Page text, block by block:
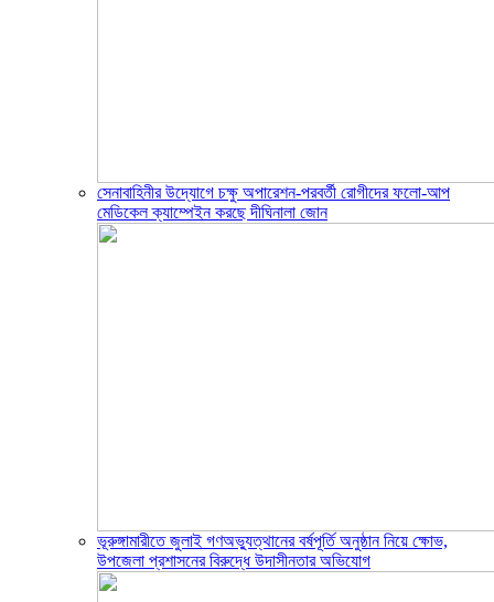
সেনাবাহিনীর উদ্যোগে চক্ষু অপারেশন-পরবর্তী রোগীদের ফলো-আপ
মেডিকেল ক্যাম্পেইন করছে দীঘিনালা জোন
ভূরুঙ্গামারীতে জুলাই গণঅভ্যুত্থানের বর্ষপূর্তি অনুষ্ঠান নিয়ে ক্ষোভ,
উপজেলা প্রশাসনের বিরুদ্ধে উদাসীনতার অভিযোগ